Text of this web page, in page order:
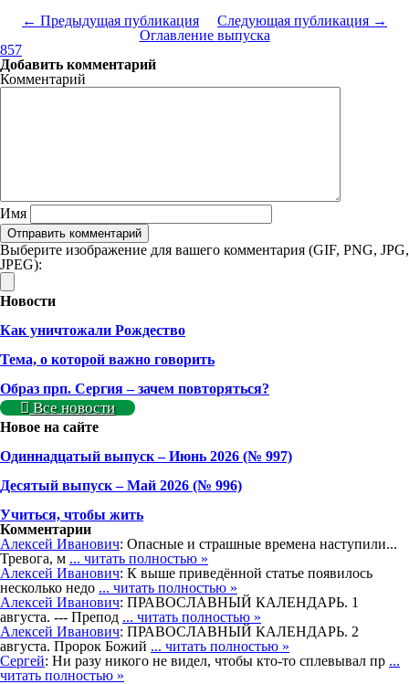
← Предыдущая публикация
Следующая публикация →
Оглавление выпуска
857
Добавить комментарий
Комментарий
Имя
Выберите изображение для вашего комментария (GIF, PNG, JPG,
JPEG):
Новости
Как уничтожали Рождество
Тема, о которой важно говорить
Образ прп. Сергия – зачем повторяться?
Все новости
Новое на сайте
Одиннадцатый выпуск – Июнь 2026 (№ 997)
Деcятый выпуск – Май 2026 (№ 996)
Учиться, чтобы жить
Комментарии
Алексей Иванович: Опасные и страшные времена наступили...
Тревога, м ... читать полностью »
Алексей Иванович: К выше приведённой статье появилось
несколько недо ... читать полностью »
Алексей Иванович: ПРАВОСЛАВНЫЙ КАЛЕНДАРЬ. 1
августа. --- Препод ... читать полностью »
Алексей Иванович: ПРАВОСЛАВНЫЙ КАЛЕНДАРЬ. 2
августа. Пророк Божий ... читать полностью »
Сергей: Ни разу никого не видел, чтобы кто-то сплевывал пр ...
читать полностью »